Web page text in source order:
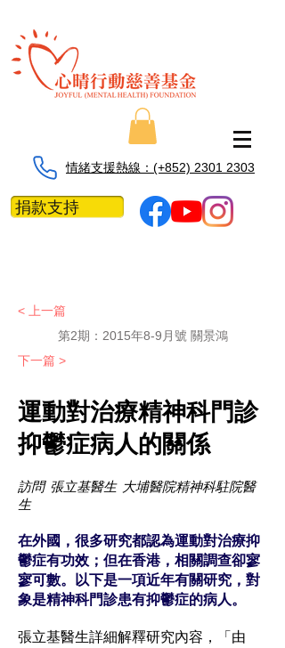
情緒支援熱線：​​(+852) 2301 2303
捐款支持
< 上一篇
第2期： 2015年8-9月號 關景鴻
下一篇 >
運動對治療精神科門診
抑鬱症病人的關係
訪問 張立基醫生 大埔醫院精神科駐院醫
生
在外國，很多研究都認為運動對治療抑
鬱症有功效；但在香港，相關調查卻寥
寥可數。以下是一項近年有關研究，對
象是精神科門診患有抑鬱症的病人。
張立基醫生詳細解釋研究內容，「由